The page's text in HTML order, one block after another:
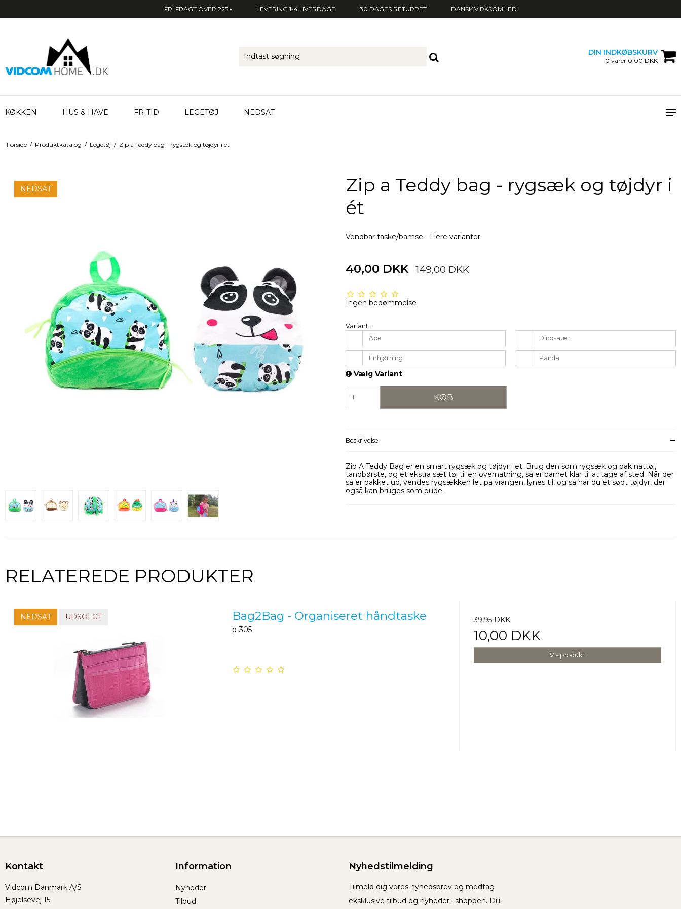
FRI FRAGT OVER 225,- LEVERING 1-4 HVERDAGE 30 DAGES RETURRET DANSK VIRKSOMHED
DIN INDKØBSKURV
0 varer 0,00 DKK
KØKKEN HUS & HAVE FRITID LEGETØJ NEDSAT
Forside / Produktkatalog / Legetøj / Zip a Teddy bag - rygsæk og tøjdyr i ét
NEDSAT
Zip a Teddy bag - rygsæk og tøjdyr i
ét
Vendbar taske/bamse - Flere varianter
40,00 DKK 149,00 DKK
Ingen bedømmelse
Variant:
Abe
Dinosauer
Enhjørning Panda
Vælg Variant
KØB
Beskrivelse
Zip A Teddy Bag er en smart rygsæk og tøjdyr i et. Brug den som rygsæk og pak nattøj,
tandbørste, og et ekstra sæt tøj til en overnatning, så er barnet klar til at tage af sted. Når der
så er pakket ud, vendes rygsækken let på vrangen, lynes til, og så har du et sødt tøjdyr, der
også kan bruges som pude.
RELATEREDE PRODUKTER
NEDSAT UDSOLGT Bag2Bag - Organiseret håndtaske
p-305
39,95 DKK
10,00 DKK
Vis produkt
Kontakt
Vidcom Danmark A/S
Højelsevej 15
Information
Nyheder
Tilbud
Nyhedstilmelding
Tilmeld dig vores nyhedsbrev og modtag
eksklusive tilbud og nyheder i shoppen. Du